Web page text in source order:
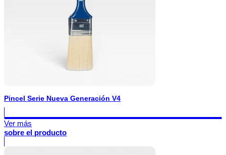
Pincel Serie Nueva Generación V4
Ver más
sobre el producto